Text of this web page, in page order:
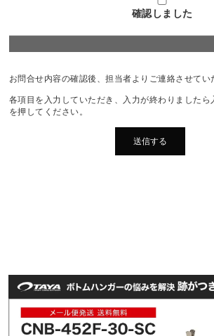
確認しました
お問合せ内容の確認後、担当者よりご連絡させてい
各項目を入力していただき、入力が終わりましたら
を押してください。